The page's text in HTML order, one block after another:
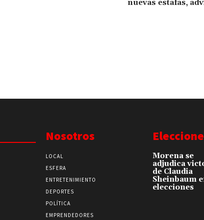
nuevas estafas,
Nosotros
LOCAL
ESFERA
ENTRETENIMIENTO
DEPORTES
POLÍTICA
EMPRENDEDORES
Morena se
adjudica
de Claudia
Sheinbaum
elecciones